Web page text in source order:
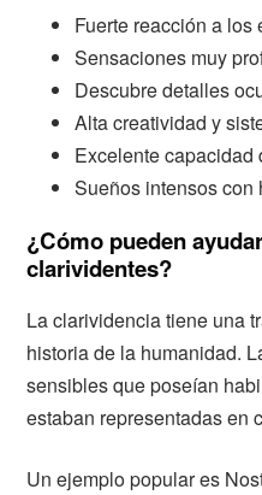
Fuerte reacción a los
Sensaciones muy
Descubre detalles
Alta creatividad y
Excelente capacidad
Sueños intensos con
¿Cómo pueden
clarividentes?
La clarividencia tiene una
historia de la humanidad.
sensibles que poseían
estaban representadas en
Un ejemplo popular es